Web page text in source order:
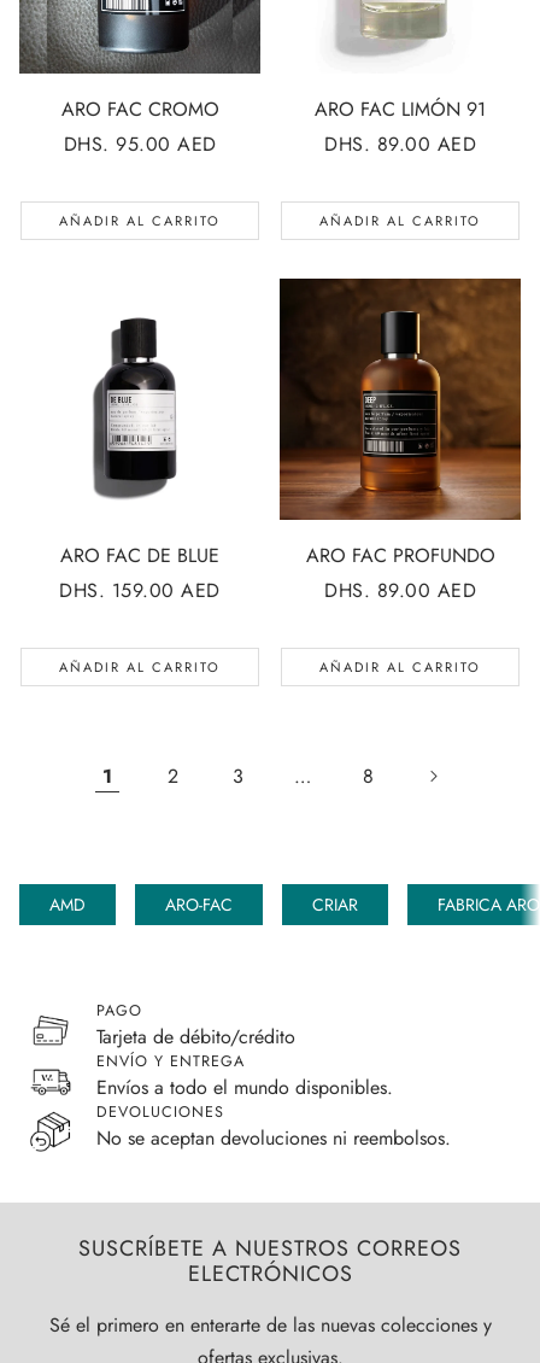
ARO FAC CROMO
PRECIO
DHS. 95.00 AED
AÑADIR AL CARRITO
ARO FAC LIMÓN 91
PRECIO
DHS. 89.00 AED
AÑADIR AL CARRITO
ARO FAC DE BLUE
PRECIO
DHS. 159.00 AED
AÑADIR AL CARRITO
ARO FAC PROFUNDO
PRECIO
DHS. 89.00 AED
AÑADIR AL CARRITO
1 2 3 … 8
AMD ARO-FAC CRIAR FABRICA
PAGO
Tarjeta de débito/crédito
ENVÍO Y ENTREGA
Envíos a todo el mundo disponibles.
DEVOLUCIONES
No se aceptan devoluciones ni reembolsos.
SUSCRÍBETE A NUESTROS CORREOS
ELECTRÓNICOS
Sé el primero en enterarte de las nuevas colecciones y